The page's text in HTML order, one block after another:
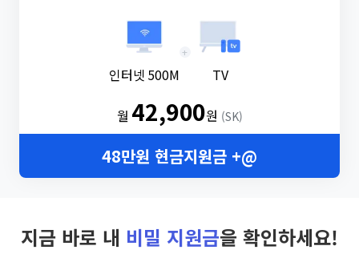
인터넷 500M
+
TV
월 42,900원 (SK)
48만원 현금지원금 +@
지금 바로 내 비밀 지원금을 확인하세요!